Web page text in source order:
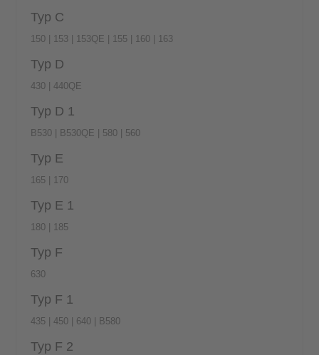
Typ C
150 | 153 | 153QE | 155 | 160 | 163
Typ D
430 | 440QE
Typ D 1
B530 | B530QE | 580 | 560
Typ E
165 | 170
Typ E 1
180 | 185
Typ F
630
Typ F 1
435 | 450 | 640 | B580
Typ F 2